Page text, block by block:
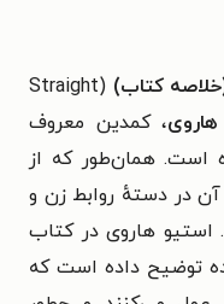
کتاب)
(Straight
، کمدین معروف
۲۰۱۰ منتشر شده است. همان‌طور که از
در دستهٔ روابط زن و
استیو هاروی در کتاب
توضیح داده است که